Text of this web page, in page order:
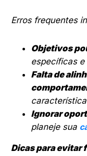
Erros frequentes
Objetivos
específicas
Falta de
Ignorar
planeje sua
Dicas para evitar